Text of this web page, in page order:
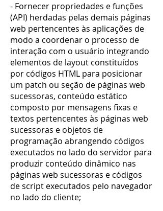
- Fornecer propriedades e funções
(API) herdadas pelas demais páginas
web pertencentes às aplicações de
modo a coordenar o processo de
interação com o usuário integrando
elementos de layout constituídos
por códigos HTML para posicionar
um patch ou seção de páginas web
sucessoras, conteúdo estático
composto por mensagens fixas e
textos pertencentes às páginas web
sucessoras e objetos de
programação abrangendo códigos
executados no lado do servidor para
produzir conteúdo dinâmico nas
páginas web sucessoras e códigos
de script executados pelo navegador
no lado do cliente;